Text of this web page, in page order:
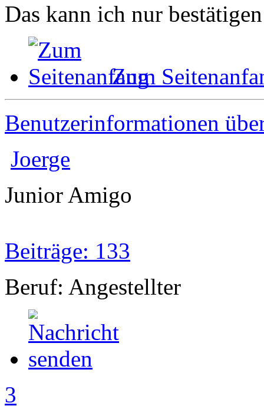
Das kann ich nur
Zum
Benutzerinformationen
Joerge
Junior Amigo
Beiträge: 133
Beruf: Angestellter
3